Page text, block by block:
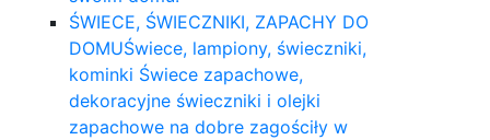
ŚWIECE, ŚWIECZNIKI, ZAPACHY DO
DOMUŚwiece, lampiony, świeczniki,
kominki Świece zapachowe,
dekoracyjne świeczniki i olejki
zapachowe na dobre zagościły w